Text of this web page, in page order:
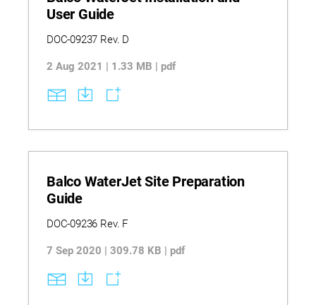
User Guide
DOC-09237 Rev. D
2 Aug 2021 | 1.33 MB | pdf
Balco WaterJet Site Preparation
Guide
DOC-09236 Rev. F
7 Sep 2020 | 309.78 KB | pdf